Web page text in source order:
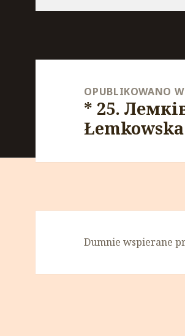
OPUBLIKOWANO W
* 25.
Dumnie wspierane